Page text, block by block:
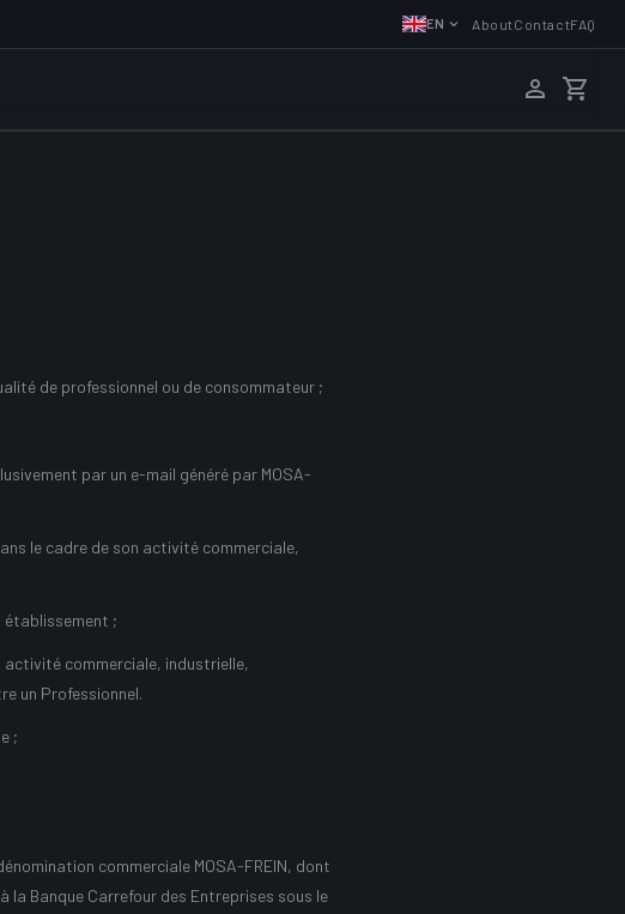
EN AboutContactFAQ
de professionnel ou de consommateur ;
par un e-mail généré par MOSA-
le cadre de son activité commerciale,
;
activité commerciale, industrielle,
un Professionnel.
;
commerciale MOSA-FREIN, dont
la Banque Carrefour des Entreprises sous le